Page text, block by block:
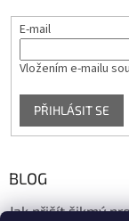
E-mail
Vložením e-mailu
PŘIHLÁSIT SE
BLOG
Jak přišít šikmý